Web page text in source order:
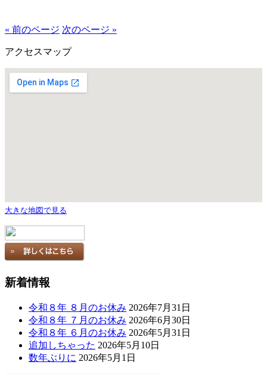
« 前のページ 次のページ »
アクセスマップ
大きな地図で見る
新着情報
令和８年 ８月のお休み 2026年7月31日
令和８年 ７月のお休み 2026年6月30日
令和８年 ６月のお休み 2026年5月31日
追加しちゃった 2026年5月10日
数年ぶりに 2026年5月1日